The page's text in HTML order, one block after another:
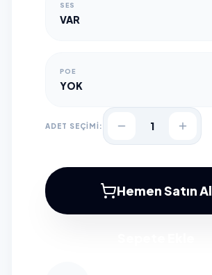
SES
VAR
POE
YOK
ADET SEÇİMİ: 1
Hemen Satın Al